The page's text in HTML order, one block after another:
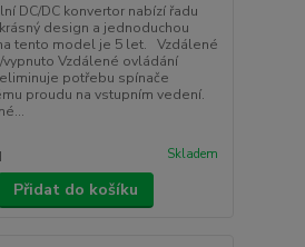
DC/DC konvertor nabízí řadu
design a jednoduchou
tento model je 5 let. Vzdálené
Vzdálené ovládání
potřebu spínače
proudu na vstupním vedení.
Skladem
Přidat do košíku